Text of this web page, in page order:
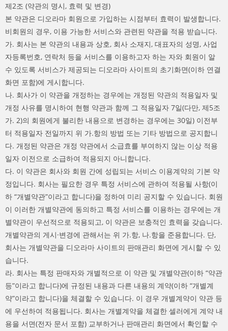
제2조 (약관의 명시, 효력 및 변경)
본 약관은 디오라마 회원으로 가입하는 시점부터 효력이 발생합니다.
비회원의 경우, 이용 가능한 서비스와 관련된 약관을 적용 받습니다.
가. 회사는 본 약관의 내용과 상호, 회사 소재지, 대표자의 성명, 사업
자등록번호, 연락처 등을 서비스를 이용하고자 하는 자와 회원이 알
수 있도록 서비스가 제공되는 디오라마 사이트의 초기화면(이하 연결
화면 포함)에 게시합니다.
나. 회사가 이 약관을 개정하는 경우에는 개정된 약관의 적용일자 및
개정 사유를 명시하여 현행 약관과 함께 그 적용일자 7일(다만, 제5조
가. 2)의 회원에게 불리한 내용으로 변경하는 경우에는 30일) 이전부
터 적용일자 전일까지 위 가.항의 방법 또는 기타 방법으로 공지합니
다. 개정된 약관은 개정 약관에서 소급효를 부여하지 않는 이상 적용
일자 이전으로 소급하여 적용되지 아니합니다.
다. 이 약관은 회사와 회원 간에 성립되는 서비스 이용계약의 기본 약
정입니다. 회사는 필요한 경우 특정 서비스에 관하여 적용될 사항(이
하 “개별약관”이라고 합니다)을 정하여 미리 공지할 수 있습니다. 회원
이 이러한 개별약관에 동의하고 특정 서비스를 이용하는 경우에는 개
별약관이 우선적으로 적용되고, 이 약관은 보충적인 효력을 갖습니다.
개별약관의 게시·변경에 관해서는 위 가.항, 나.항을 준용합니다. 단,
회사는 개별약관을 디오라마 사이트의 판매관리 화면에 게시할 수 있
습니다.
라. 회사는 특정 판매자와 개별적으로 이 약관 및 개별약관(이하 “약관
등”이라고 합니다)에 규정된 내용과 다른 내용의 계약(이하 “개별계
약”이라고 합니다)을 체결할 수 있습니다. 이 경우 개별계약이 약관 등
에 우선하여 적용됩니다. 회사는 개별계약을 체결한 셀러에게 계약 내
용을 서면(전자 문서 포함) 교부하거나 판매관리 화면에서 확인할 수